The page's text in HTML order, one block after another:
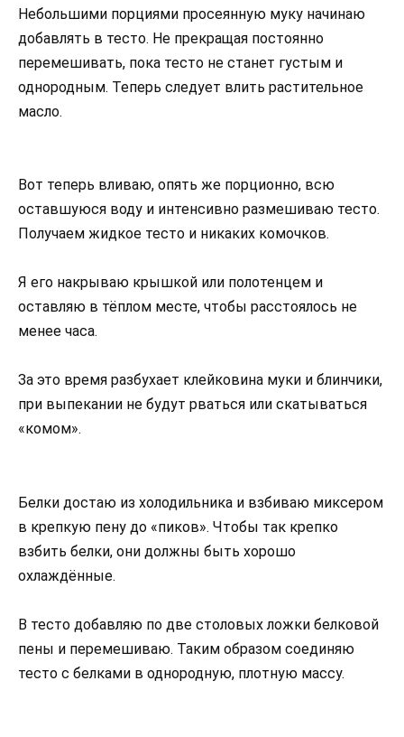
Небольшими порциями просеянную муку начинаю
добавлять в тесто. Не прекращая постоянно
перемешивать, пока тесто не станет густым и
однородным. Теперь следует влить растительное
масло.
Вот теперь вливаю, опять же порционно, всю
оставшуюся воду и интенсивно размешиваю тесто.
Получаем жидкое тесто и никаких комочков.
Я его накрываю крышкой или полотенцем и
оставляю в тёплом месте, чтобы расстоялось не
менее часа.
За это время разбухает клейковина муки и блинчики,
при выпекании не будут рваться или скатываться
«комом».
Белки достаю из холодильника и взбиваю миксером
в крепкую пену до «пиков». Чтобы так крепко
взбить белки, они должны быть хорошо
охлаждённые.
В тесто добавляю по две столовых ложки белковой
пены и перемешиваю. Таким образом соединяю
тесто с белками в однородную, плотную массу.